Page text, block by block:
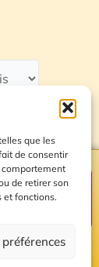
que les
de consentir
comportement
de retirer son
et fonctions.